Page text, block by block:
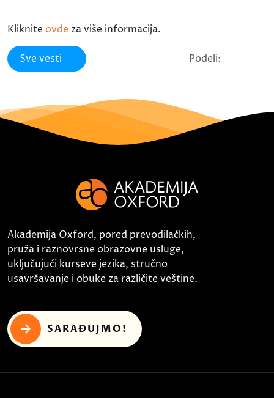
Kliknite ovde za više informacija.
Sve vesti Podeli:
Akademija Oxford, pored prevodilačkih,
pruža i raznovrsne obrazovne usluge,
uključujući kurseve jezika, stručno
usavršavanje i obuke za različite veštine.
SARAĐUJMO!